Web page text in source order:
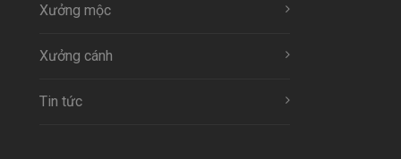
Xưởng mộc
Xưởng cánh
Tin tức